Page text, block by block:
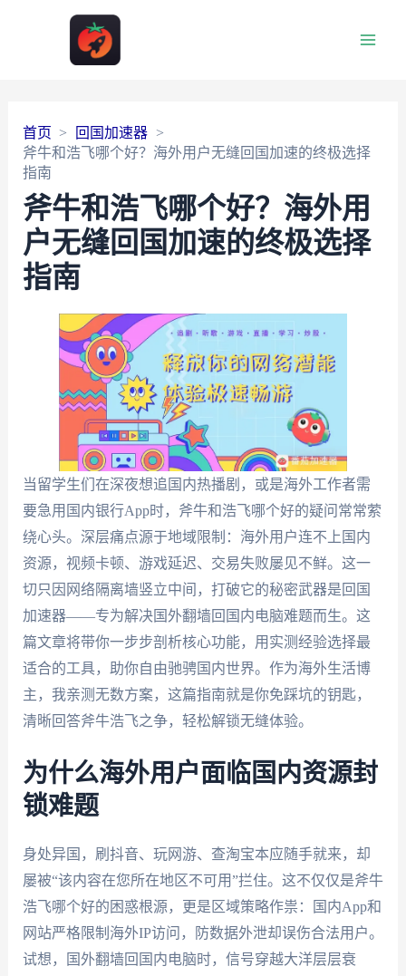
首页
回国加速器
斧牛和浩飞哪个好？海外用户无缝回国加速的终极选择
指南
斧牛和浩飞哪个好？海外用
户无缝回国加速的终极选择
指南
当留学生们在深夜想追国内热播剧，或是海外工作者需
要急用国内银行App时，斧牛和浩飞哪个好的疑问常常萦
绕心头。深层痛点源于地域限制：海外用户连不上国内
资源，视频卡顿、游戏延迟、交易失败屡见不鲜。这一
切只因网络隔离墙竖立中间，打破它的秘密武器是回国
加速器——专为解决国外翻墙回国内电脑难题而生。这
篇文章将带你一步步剖析核心功能，用实测经验选择最
适合的工具，助你自由驰骋国内世界。作为海外生活博
主，我亲测无数方案，这篇指南就是你免踩坑的钥匙，
清晰回答斧牛浩飞之争，轻松解锁无缝体验。
为什么海外用户面临国内资源封
锁难题
身处异国，刷抖音、玩网游、查淘宝本应随手就来，却
屡被“该内容在您所在地区不可用”拦住。这不仅仅是斧牛
浩飞哪个好的困惑根源，更是区域策略作祟：国内App和
网站严格限制海外IP访问，防数据外泄却误伤合法用户。
试想，国外翻墙回国内电脑时，信号穿越大洋层层衰